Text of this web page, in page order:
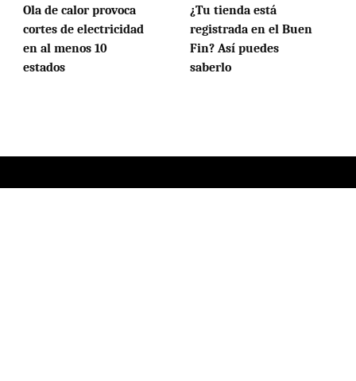
Ola de calor provoca
cortes de electricidad
en al menos 10
estados
¿Tu tienda está
registrada en el Buen
Fin? Así puedes
saberlo